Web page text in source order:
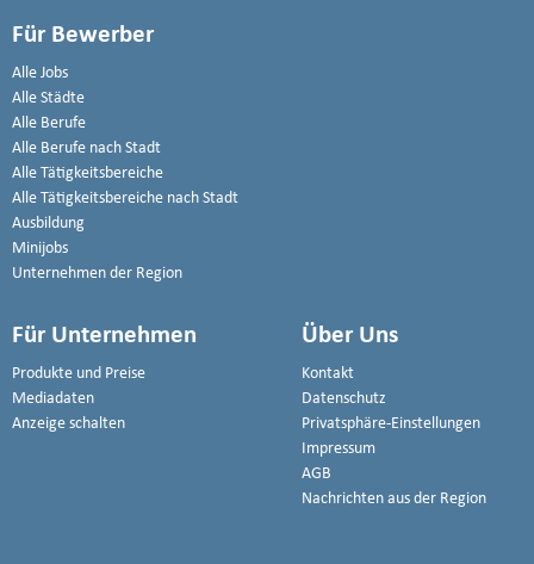
Für Bewerber
Alle Jobs
Alle Städte
Alle Berufe
Alle Berufe nach Stadt
Alle Tätigkeitsbereiche
Alle Tätigkeitsbereiche nach Stadt
Ausbildung
Minijobs
Unternehmen der Region
Für Unternehmen
Produkte und Preise
Mediadaten
Anzeige schalten
Über Uns
Kontakt
Datenschutz
Privatsphäre-Einstellungen
Impressum
AGB
Nachrichten aus der Region